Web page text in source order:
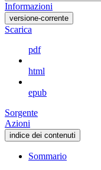
Informazioni
versione-corrente
Scarica
pdf
html
epub
Sorgente
Azioni
indice dei contenuti
Sommario